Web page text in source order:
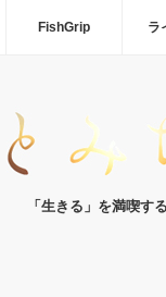
FishGrip ラ
「生きる」を満喫す